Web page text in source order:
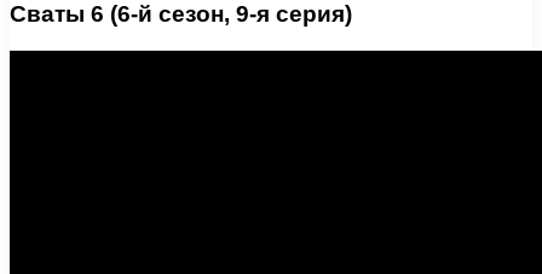
Сваты 6 (6-й сезон, 9-я серия)